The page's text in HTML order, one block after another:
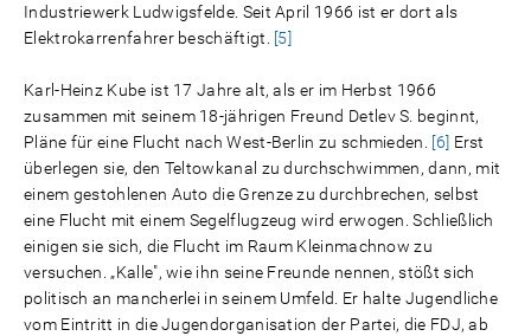
Industriewerk Ludwigsfelde. Seit April 1966 ist er dort als
Elektrokarrenfahrer beschäftigt. [5]
Karl-Heinz Kube ist 17 Jahre alt, als er im Herbst 1966
zusammen mit seinem 18-jährigen Freund Detlev S. beginnt,
Pläne für eine Flucht nach West-Berlin zu schmieden. [6] Erst
überlegen sie, den Teltowkanal zu durchschwimmen, dann, mit
einem gestohlenen Auto die Grenze zu durchbrechen, selbst
eine Flucht mit einem Segelflugzeug wird erwogen. Schließlich
einigen sie sich, die Flucht im Raum Kleinmachnow zu
versuchen. „Kalle", wie ihn seine Freunde nennen, stößt sich
politisch an mancherlei in seinem Umfeld. Er halte Jugendliche
vom Eintritt in die Jugendorganisation der Partei, die FDJ, ab